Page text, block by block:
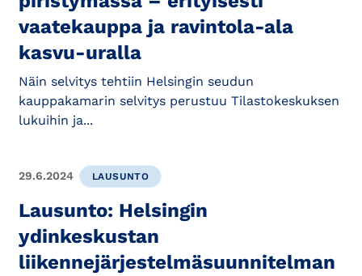
vaatekauppa ja ravintola-ala
kasvu-uralla
Näin selvitys tehtiin Helsingin seudun
kauppakamarin selvitys perustuu Tilastokeskuksen
lukuihin ja...
29.6.2024 LAUSUNTO
Lausunto: Helsingin
ydinkeskustan
liikennejärjestelmäsuunnitelman